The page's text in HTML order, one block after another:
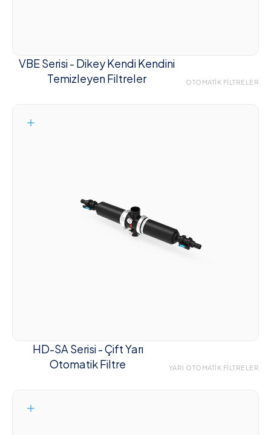
VBE Serisi - Dikey Kendi Kendini
Temizleyen Filtreler
OTOMATIK FILTRELER
HD-SA Serisi - Çift Yarı
Otomatik Filtre
YARI OTOMATIK FILTRELER